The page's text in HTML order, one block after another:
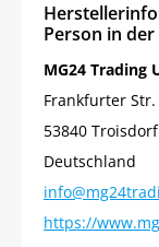
Person in der
MG24 Trading
Frankfurter Str.
53840 Troisdorf
Deutschland
https://